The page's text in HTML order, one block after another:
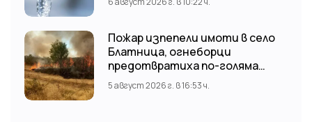
Пожар изпепели имоти в село
Блатница, огнеборци
предотвратиха по-голяма
трагедия
5 август 2026 г. в 16:53 ч.